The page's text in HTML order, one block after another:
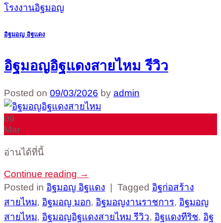
โรงงานอิฐมอญ
อิฐมอญ อิฐแดง
อิฐมอญอิฐแดงสายไหม รีวิว
Posted on 09/03/2026 by admin
09
Mar
อ่านได้ที่นี้
Continue reading →
Posted in อิฐมอญ อิฐแดง Tagged อิฐก่อสร้าง
สายไหม, อิฐมอญ มอก, อิฐมอญงานราชการ, อิฐมอญ
สายไหม, อิฐมอญอิฐแดงสายไหม รีวิว, อิฐแดงทีริช, อิฐ